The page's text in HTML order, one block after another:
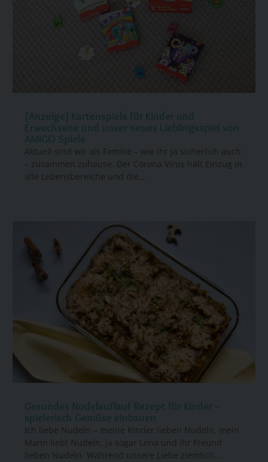
[Anzeige] Kartenspiele für Kinder und
Erwachsene und unser neues Lieblingsspiel von
AMIGO Spiele
Aktuell sind wir als Familie – wie ihr ja sicherlich auch
– zusammen zuhause. Der Corona Virus hält Einzug in
alle Lebensbereiche und die...
Gesundes Nudelauflauf Rezept für Kinder –
spielerisch Gemüse einbauen
Ich liebe Nudeln – meine Kinder lieben Nudeln, mein
Mann liebt Nudeln, ja sogar Lena und ihr Freund
lieben Nudeln. Während unsere Liebe ziemlich...